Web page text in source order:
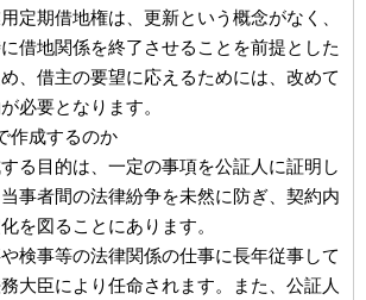
定期借地権は、更新という概念がなく、
借地関係を終了させることを前提とした
、借主の要望に応えるためには、改めて
必要となります。
作成するのか
る目的は、一定の事項を公証人に証明し
事者間の法律紛争を未然に防ぎ、契約内
を図ることにあります。
検事等の法律関係の仕事に長年従事して
大臣により任命されます。また、公証人